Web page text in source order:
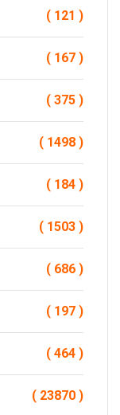
( 121 )
( 167 )
( 375 )
( 1498 )
( 184 )
( 1503 )
( 686 )
( 197 )
( 464 )
( 23870 )